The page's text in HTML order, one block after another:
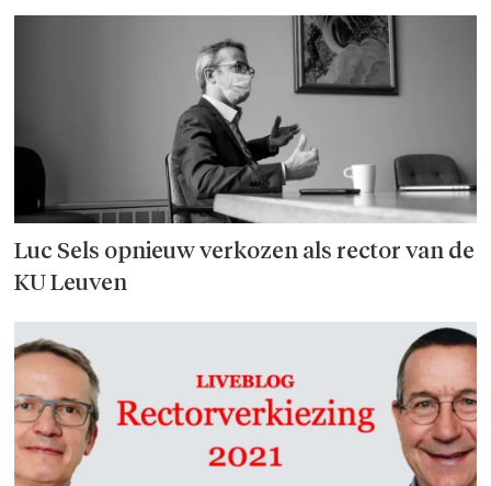
Luc Sels opnieuw verkozen als rector van de
KU Leuven